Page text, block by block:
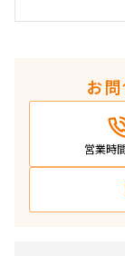
お
営業時